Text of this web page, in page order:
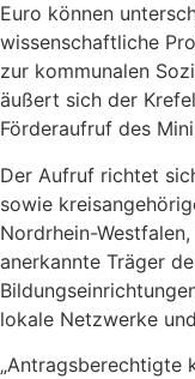
Euro können
wissenschaftliche
zur kommunalen
äußert sich der
Förderaufruf des
Der Aufruf richtet
sowie
Nordrhein-
anerkannte Träger
lokale Netzwerke
„Antragsberechtigte